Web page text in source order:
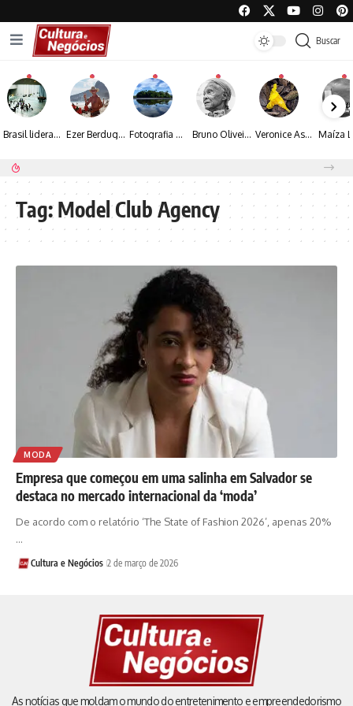
Buscar
Brasil lidera crescimento entre os 15 maiores mercados globais de viagens corporativas Ezer Berdugo transforma experiências multiculturais e memórias em narrativas visuais por meio da fotografia Fotografia de Fátima Carlini transforma paisagens naturais em experiências de contemplação Bruno Oliveira retrata o cotidiano urbano por meio da fotografia em preto e branco Veronice Assini Saes transforma a natureza em fotografias marcadas pela sensibilidade
Tag:Model Club Agency
MODA
Empresa que começou em uma salinha em Salvador se
destaca no mercado internacional da ‘moda’
De acordo com o relatório ‘The State of Fashion 2026’, apenas 20%
…
Cultura e Negócios 2 de março de 2026
As notícias que moldam o mundo do entretenimento e empreendedorismo